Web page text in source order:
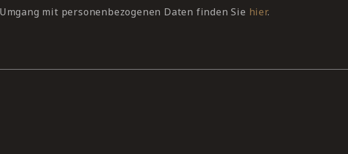
mit personenbezogenen Daten finden Sie hier.